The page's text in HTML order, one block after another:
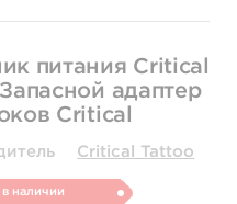
питания Critical
адаптер
Critical
Critical Tattoo
в наличии